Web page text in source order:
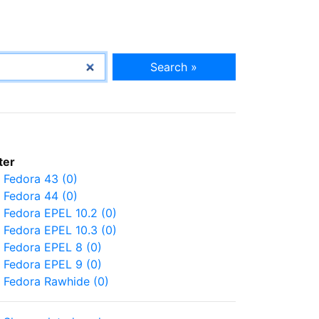
Search »
Fedora 43 (0)
Fedora 44 (0)
Fedora EPEL 10.2 (0)
Fedora EPEL 10.3 (0)
Fedora EPEL 8 (0)
Fedora EPEL 9 (0)
Fedora Rawhide (0)